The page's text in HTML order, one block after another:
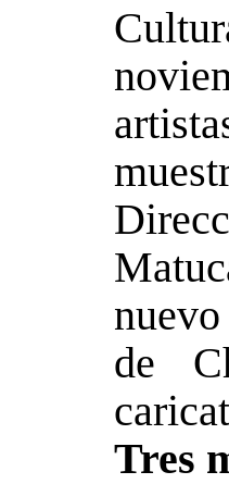
de
Tres